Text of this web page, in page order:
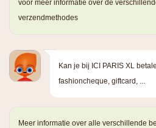
voor meer informatie over de
verzendmethodes
Kan je bij ICI PARIS XL
fashioncheque, giftcard, ...
Meer informatie over alle verschillende